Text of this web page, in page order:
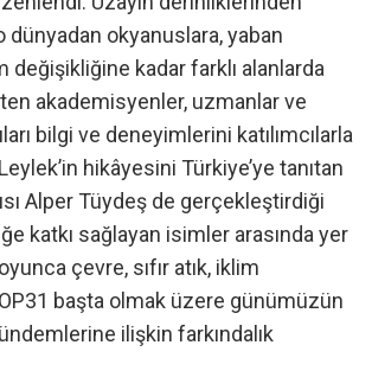
dünyadan okyanuslara, yaban
değişikliğine kadar farklı alanlarda
akademisyenler, uzmanlar ve
bilgi ve deneyimlerini katılımcılarla
hikâyesini Türkiye’ye tanıtan
Alper Tüydeş de gerçekleştirdiği
katkı sağlayan isimler arasında yer
çevre, sıfır atık, iklim
başta olmak üzere günümüzün
ilişkin farkındalık